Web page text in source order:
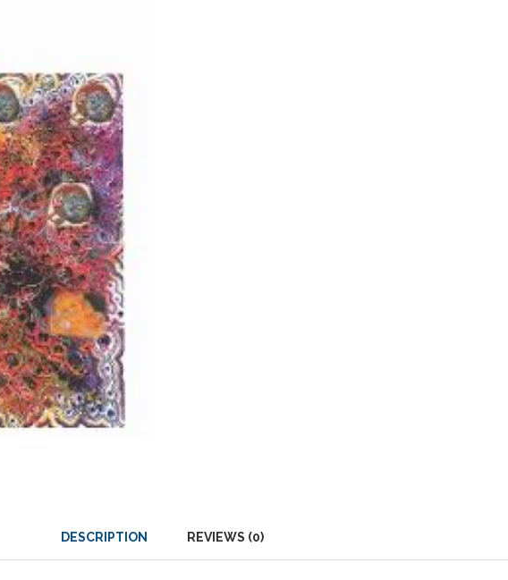
DESCRIPTION REVIEWS (0)